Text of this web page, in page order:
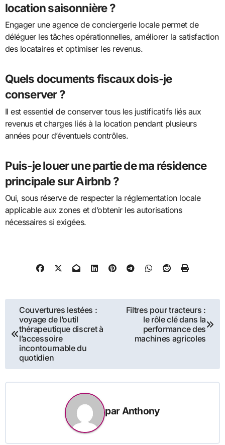
location saisonnière ?
Engager une agence de conciergerie locale permet de
déléguer les tâches opérationnelles, améliorer la satisfaction
des locataires et optimiser les revenus.
Quels documents fiscaux dois-je
conserver ?
Il est essentiel de conserver tous les justificatifs liés aux
revenus et charges liés à la location pendant plusieurs
années pour d’éventuels contrôles.
Puis-je louer une partie de ma résidence
principale sur Airbnb ?
Oui, sous réserve de respecter la réglementation locale
applicable aux zones et d’obtenir les autorisations
nécessaires si exigées.
Navigation
l’article
Couvertures lestées :
voyage de l’outil
thérapeutique discret à
l’accessoire
incontournable du
quotidien
Filtres pour tracteurs :
le rôle clé dans la
performance des
machines agricoles
parAnthony